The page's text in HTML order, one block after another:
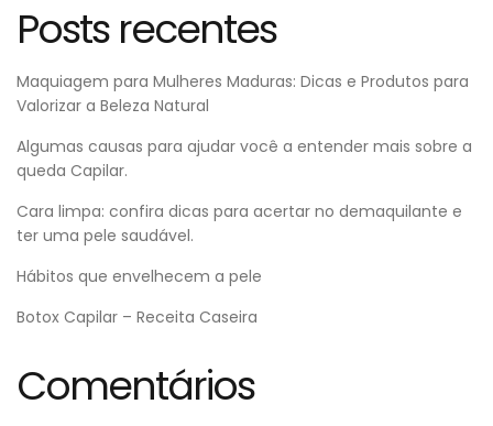
Posts recentes
Maquiagem para Mulheres Maduras: Dicas e Produtos para
Valorizar a Beleza Natural
Algumas causas para ajudar você a entender mais sobre a
queda Capilar.
Cara limpa: confira dicas para acertar no demaquilante e
ter uma pele saudável.
Hábitos que envelhecem a pele
Botox Capilar – Receita Caseira
Comentários